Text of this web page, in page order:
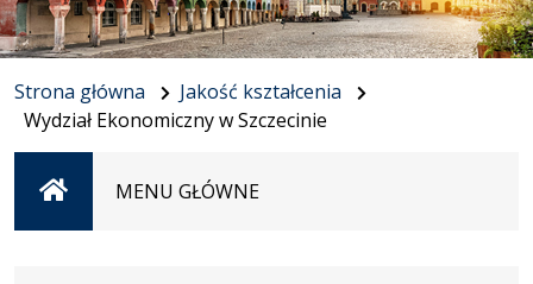
Strona główna
Jakość kształcenia
Wydział Ekonomiczny w Szczecinie
StronaMENU GŁÓWNE